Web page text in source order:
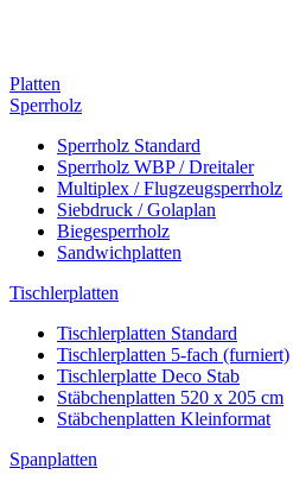
Platten
Sperrholz
Sperrholz Standard
Sperrholz WBP / Dreitaler
Multiplex / Flugzeugsperrholz
Siebdruck / Golaplan
Biegesperrholz
Sandwichplatten
Tischlerplatten
Tischlerplatten Standard
Tischlerplatten 5-fach (furniert)
Tischlerplatte Deco Stab
Stäbchenplatten 520 x 205 cm
Stäbchenplatten Kleinformat
Spanplatten